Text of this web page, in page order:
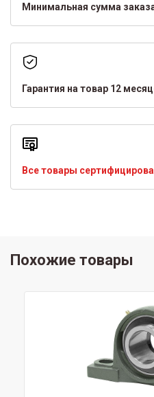
Минимальная сумма
Гарантия на товар 12
Все товары
Похожие товары